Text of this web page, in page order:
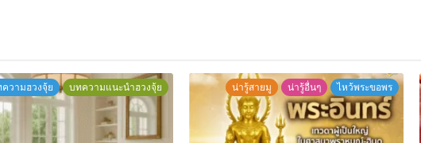
วามฮวงจุ้ย บทความแนะนำฮวงจุ้ย น่ารู้สายมู น่ารู้อื่นๆ ไหว้พระขอพร